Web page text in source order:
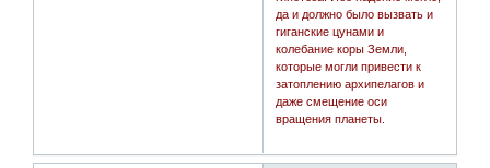
да и должно было вызвать и
гиганские цунами и
колебание коры Земли,
которые могли привести к
затоплению архипелагов и
даже смещение оси
вращения планеты.